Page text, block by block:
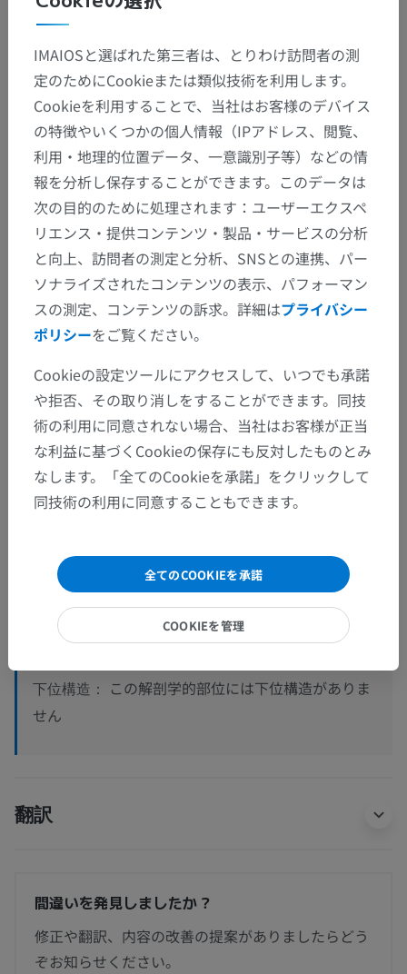
解剖学的階層
人体解剖学1
系統解剖> リンパ系> 二次性リンパ性器官>
リンパ節> 頭と頸のリンパ節> 後頭リンパ節
下位構造：
この解剖学的部位には下位構造がありま
せん
翻訳
間違いを発見しましたか？
修正や翻訳、内容の改善の提案がありましたらどう
ぞお知らせください。
IMAIOSと選ばれた第三者は、とりわけ訪問者の測
定のためにCookieまたは類似技術を利用します。
Cookieを利用することで、当社はお客様のデバイス
の特徴やいくつかの個人情報（IPアドレス、閲覧、
利用・地理的位置データ、一意識別子等）などの情
報を分析し保存することができます。このデータは
次の目的のために処理されます：ユーザーエクスペ
リエンス・提供コンテンツ・製品・サービスの分析
と向上、訪問者の測定と分析、SNSとの連携、パー
ソナライズされたコンテンツの表示、パフォーマン
スの測定、コンテンツの訴求。詳細はプライバシー
ポリシーをご覧ください。
Cookieの設定ツールにアクセスして、いつでも承諾
や拒否、その取り消しをすることができます。同技
術の利用に同意されない場合、当社はお客様が正当
な利益に基づくCookieの保存にも反対したものとみ
なします。「全てのCookieを承諾」をクリックして
同技術の利用に同意することもできます。
全てのCOOKIEを承諾
COOKIEを管理